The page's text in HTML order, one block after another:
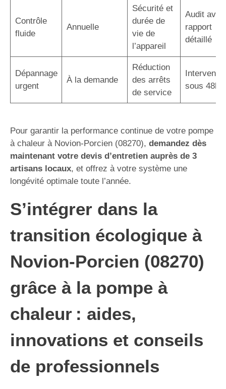
Contrôle
fluide
Annuelle
Sécurité et
durée de
vie de
l’appareil
Audit avec
rapport
détaillé
Dépannage
urgent
À la demande
Réduction
des arrêts
de service
sous 48h
Pour garantir la performance continue de votre pompe
à chaleur à Novion-Porcien (08270), demandez dès
maintenant votre devis d’entretien auprès de 3
artisans locaux, et offrez à votre système une
longévité optimale toute l’année.
S’intégrer dans la
transition écologique à
Novion-Porcien (08270)
grâce à la pompe à
chaleur : aides,
innovations et conseils
de professionnels